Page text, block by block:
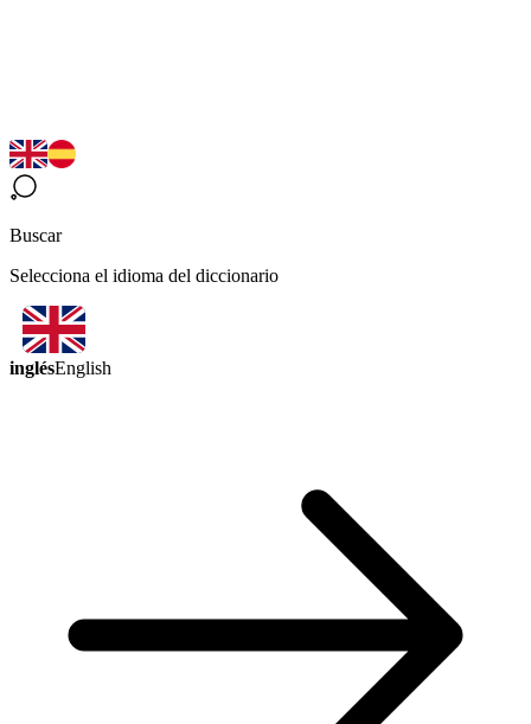
Buscar
Selecciona el idioma del diccionario
inglésEnglish